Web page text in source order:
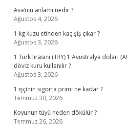
Ava’nın anlamı nedir ?
Ağustos 4, 2026
1 kg kuzu etinden kaç şiş çıkar ?
Ağustos 3, 2026
1 Türk lirasını (TRY) 1 Avustralya doları
döviz kuru kullanılır ?
Ağustos 3, 2026
1 işçinin sigorta primi ne kadar ?
Temmuz 30, 2026
Koyunun tüyü neden dökülür ?
Temmuz 26, 2026